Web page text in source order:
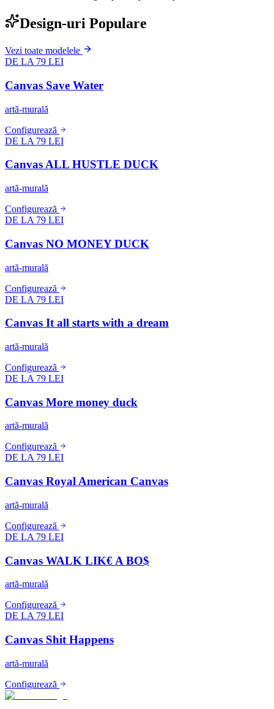
Design-uri Populare
Vezi toate modelele
DE LA 79 LEI
Canvas Save Water
artă-murală
Configurează
DE LA 79 LEI
Canvas ALL HUSTLE DUCK
artă-murală
Configurează
DE LA 79 LEI
Canvas NO MONEY DUCK
artă-murală
Configurează
DE LA 79 LEI
Canvas It all starts with a dream
artă-murală
Configurează
DE LA 79 LEI
Canvas More money duck
artă-murală
Configurează
DE LA 79 LEI
Canvas Royal American Canvas
artă-murală
Configurează
DE LA 79 LEI
Canvas WALK LIK€ A BO$
artă-murală
Configurează
DE LA 79 LEI
Canvas Shit Happens
artă-murală
Configurează